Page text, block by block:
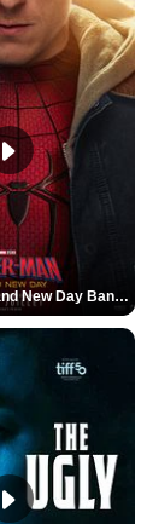
Spider-Man: Brand New Day Bande-annonce (3) VO STFR